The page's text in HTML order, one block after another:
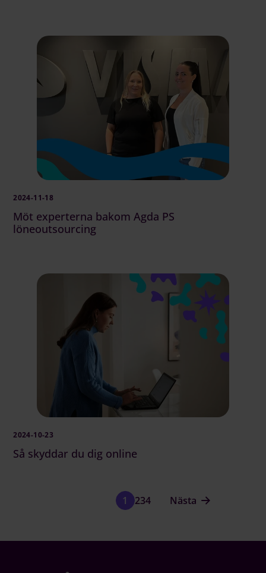
2024-11-18
Möt experterna bakom Agda PS
löneoutsourcing
2024-10-23
Så skyddar du dig online
1 234 Nästa